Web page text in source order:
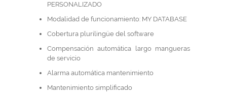
PERSONALIZADO
Modalidad de funcionamiento: MY DATABASE
Cobertura plurilingüe del software
Compensación automática largo mangueras
de servicio
Alarma automática mantenimiento
Mantenimiento simplificado